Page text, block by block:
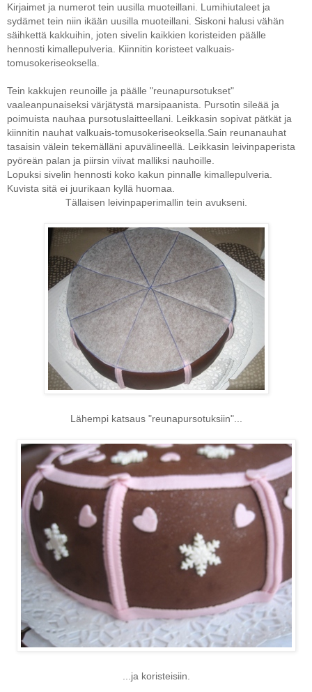
Kirjaimet ja numerot tein uusilla muoteillani. Lumihiutaleet ja
sydämet tein niin ikään uusilla muoteillani. Siskoni halusi vähän
säihkettä kakkuihin, joten sivelin kaikkien koristeiden päälle
hennosti kimallepulveria. Kiinnitin koristeet valkuais-
tomusokeriseoksella.
Tein kakkujen reunoille ja päälle "reunapursotukset"
vaaleanpunaiseksi värjätystä marsipaanista. Pursotin sileää ja
poimuista nauhaa pursotuslaitteellani. Leikkasin sopivat pätkät ja
kiinnitin nauhat valkuais-tomusokeriseoksella.Sain reunanauhat
tasaisin välein tekemälläni apuvälineellä. Leikkasin leivinpaperista
pyöreän palan ja piirsin viivat malliksi nauhoille.
Lopuksi sivelin hennosti koko kakun pinnalle kimallepulveria.
Kuvista sitä ei juurikaan kyllä huomaa.
Tällaisen leivinpaperimallin tein avukseni.
Lähempi katsaus "reunapursotuksiin"...
...ja koristeisiin.